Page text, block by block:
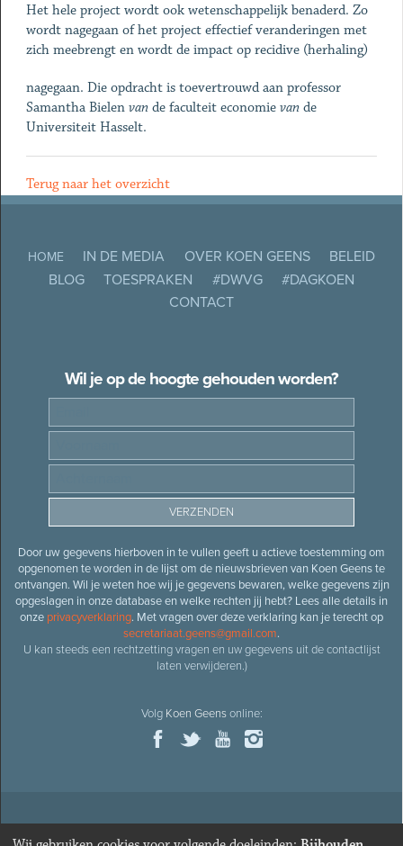
Het hele project wordt ook wetenschappelijk benaderd. Zo
wordt nagegaan of het project effectief veranderingen met
zich meebrengt en wordt de impact op recidive (herhaling)
nagegaan. Die opdracht is toevertrouwd aan professor
Samantha Bielen vande faculteit economie vande
Universiteit Hasselt.
Terug naar het overzicht
HOME IN DE MEDIA OVER KOEN GEENS
BELEID
BLOG
TOESPRAKEN #DWVG
#DAGKOEN
CONTACT
Wil je op de hoogte gehouden worden?
Door uw gegevens hierboven in te vullen geeft u actieve toestemming om
opgenomen te worden in de lijst om de nieuwsbrieven van Koen Geens te
ontvangen. Wil je weten hoe wij je gegevens bewaren, welke gegevens zijn
opgeslagen in onze database en welke rechten jij hebt? Lees alle details in
onze privacyverklaring. Met vragen over deze verklaring kan je terecht op
secretariaat.geens@gmail.com.
U kan steeds een rechtzetting vragen en uw gegevens uit de contactlijst
laten verwijderen.)
Volg Koen Geensonline:
© 2026Oud-minister en ere-volksvertegenwoordiger Koen